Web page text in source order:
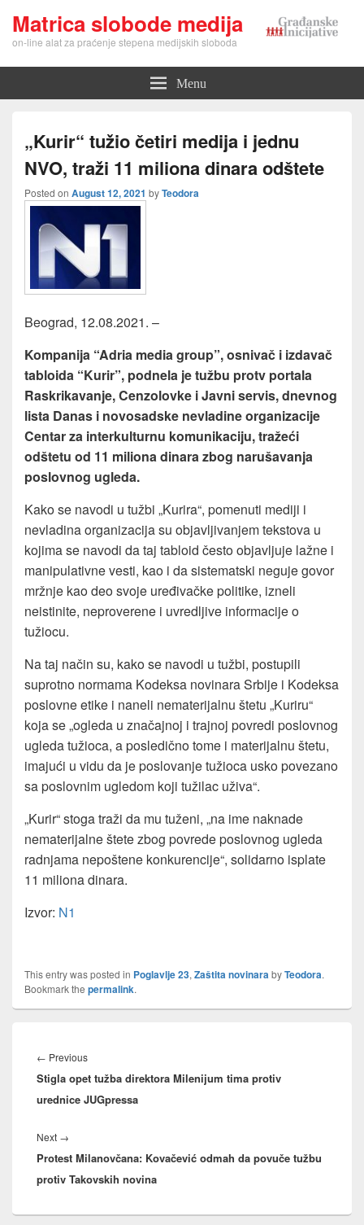
Matrica slobode medija
on-line alat za praćenje stepena medijskih sloboda
Menu
„Kurir“ tužio četiri medija i jednu
NVO, traži 11 miliona dinara odštete
Posted on August 12, 2021 byTeodora
Beograd, 12.08.2021. –
Kompanija “Adria media group”, osnivač i izdavač
tabloida “Kurir”, podnela je tužbu protv portala
Raskrikavanje, Cenzolovke i Javni servis, dnevnog
lista Danas i novosadske nevladine organizacije
Centar za interkulturnu komunikaciju, tražeći
odštetu od 11 miliona dinara zbog narušavanja
poslovnog ugleda.
Kako se navodi u tužbi „Kurira“, pomenuti mediji i
nevladina organizacija su objavljivanjem tekstova u
kojima se navodi da taj tabloid često objavljuje lažne i
manipulativne vesti, kao i da sistematski neguje govor
mržnje kao deo svoje uređivačke politike, izneli
neistinite, neproverene i uvredljive informacije o
tužiocu.
Na taj način su, kako se navodi u tužbi, postupili
suprotno normama Kodeksa novinara Srbije i Kodeksa
poslovne etike i naneli nematerijalnu štetu „Kuriru“
koja se „ogleda u značajnoj i trajnoj povredi poslovnog
ugleda tužioca, a posledično tome i materijalnu štetu,
imajući u vidu da je poslovanje tužioca usko povezano
sa poslovnim ugledom koji tužilac uživa“.
„Kurir“ stoga traži da mu tuženi, „na ime naknade
nematerijalne štete zbog povrede poslovnog ugleda
radnjama nepoštene konkurencije“, solidarno isplate
11 miliona dinara.
Izvor: N1
This entry was posted in Poglavlje 23,Zaštita novinarabyTeodora.
Bookmark the permalink.
navigation
← PreviousPrevious
post:
Stigla opet tužba direktora Milenijum tima protiv
urednice JUGpressa
Next →
post:
Protest Milanovčana: Kovačević odmah da povuče tužbu
protiv Takovskih novina